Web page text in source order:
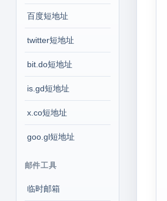
百度短地址
twitter短地址
bit.do短地址
is.gd短地址
x.co短地址
goo.gl短地址
邮件工具
临时邮箱